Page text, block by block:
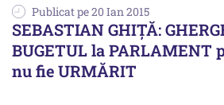
Publicat pe 20 Ian 2015
SEBASTIAN GHIȚĂ:
BUGETUL la PARLAMENT
nu fie URMĂRIT